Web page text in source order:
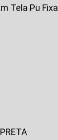
Tela Pu Fixa